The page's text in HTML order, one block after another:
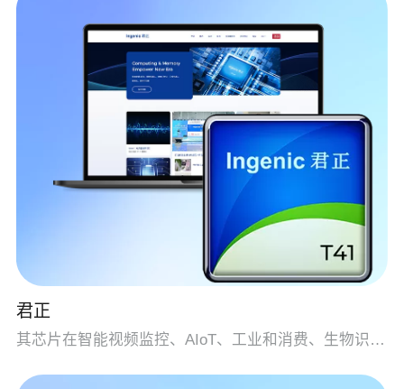
君正
其芯片在智能视频监控、AIoT、工业和消费、生物识别及教育电子领域获得了稳健和广阔的市场